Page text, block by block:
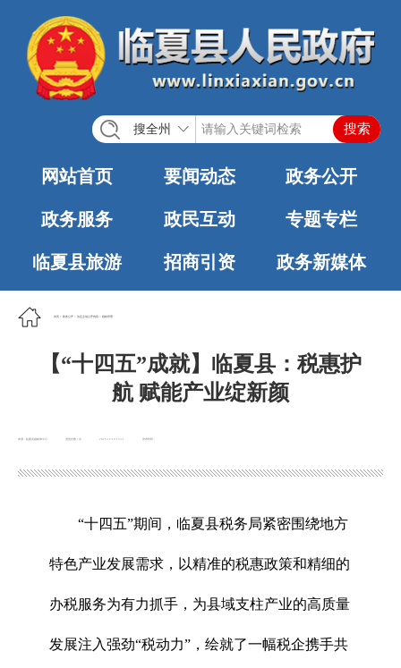
搜全州
网站首页 要闻动态 政务公开
政务服务 政民互动 专题专栏
临夏县旅游 招商引资 政务新媒体
首页 政务公开 法定主动公开内容 税收管理
【“十四五”成就】临夏县：税惠护
航 赋能产业绽新颜
浏览次数： 发布时间：
2025-12-19 15:21
“十四五”期间，临夏县税务局紧密围绕地方
特色产业发展需求，以精准的税惠政策和精细的
办税服务为有力抓手，为县域支柱产业的高质量
发展注入强劲“税动力”，绘就了一幅税企携手共